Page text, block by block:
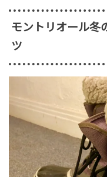
モントリオール冬
ツ